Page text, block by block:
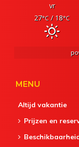
vr
27°C/ 18°C
MENU
Altijd vakantie
Prijzen en